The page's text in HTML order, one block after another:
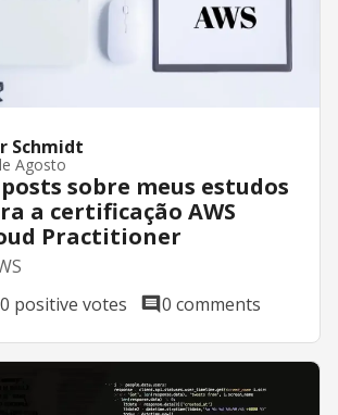
Schmidt
Agosto
posts sobre meus estudos
a certificação AWS
Practitioner
0 positive votes
0 comments